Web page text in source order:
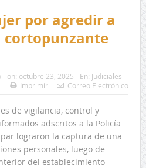
por agredir a
on: octubre 23, 2025 En: Judiciales
Imprimir Correo Electrónico
de vigilancia, control y
adscritos a la Policía
lograron la captura de una
personales, luego de
del establecimiento